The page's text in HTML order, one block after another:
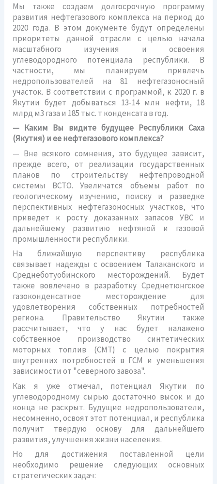
Мы также создаем долгосрочную программу
развития нефтегазового комплекса на период до
2020 года. В этом документе будут определены
приоритеты данной отрасли с целью начала
масштабного изучения и освоения
углеводородного потенциала республики. В
частности, мы планируем привлечь
недропользователей на 81 нефтегазоносный
участок. В соответствии с программой, к 2020 г. в
Якутии будет добываться 13-14 млн нефти, 18
млрд м3 газа и 185 тыс. т конденсата в год.
— Каким Вы видите будущее Республики Саха
(Якутия) и ее нефтегазового комплекса?
— Вне всякого сомнения, это будущее зависит,
прежде всего, от реализации государственных
планов по строительству нефтепроводной
системы ВСТО. Увеличатся объемы работ по
геологическому изучению, поиску и разведке
перспективных нефтегазоносных участков, что
приведет к росту доказанных запасов УВС и
дальнейшему развитию нефтяной и газовой
промышленности республики.
На ближайшую перспективу республика
связывает надежды с освоением Талаканского и
Среднеботуобинского месторождений. Будет
также вовлечено в разработку Среднетюнгское
газоконденсатное месторождение для
удовлетворения собственных потребностей
региона. Правительство Якутии также
рассчитывает, что у нас будет налажено
собственное производство синтетических
моторных топлив (СМТ) с целью покрытия
внутренних потребностей в ГСМ и уменьшения
зависимости от "северного завоза".
Как я уже отмечал, потенциал Якутии по
углеводородному сырью достаточно высок и до
конца не раскрыт. Будущие недропользователи,
несомненно, освоят этот потенциал, и республика
получит твердую основу для дальнейшего
развития, улучшения жизни населения.
Но для достижения поставленной цели
необходимо решение следующих основных
стратегических задач: